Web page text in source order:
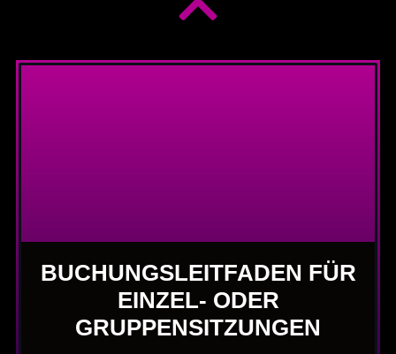
BUCHUNGSLEITFADEN FÜR
EINZEL- ODER
GRUPPENSITZUNGEN